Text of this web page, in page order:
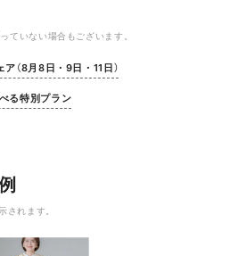
ていない場合もございます。
（8月8日・9日・11日）
る特別プラン
されます。